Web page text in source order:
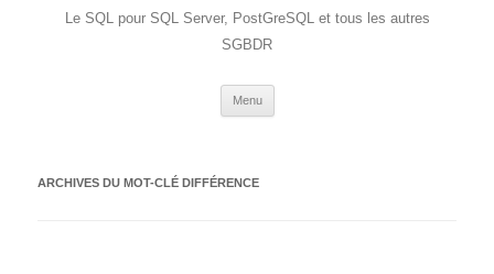
Le SQL pour SQL Server, PostGreSQL et tous les autres
SGBDR
Menu
ARCHIVES DU MOT-CLÉ DIFFÉRENCE